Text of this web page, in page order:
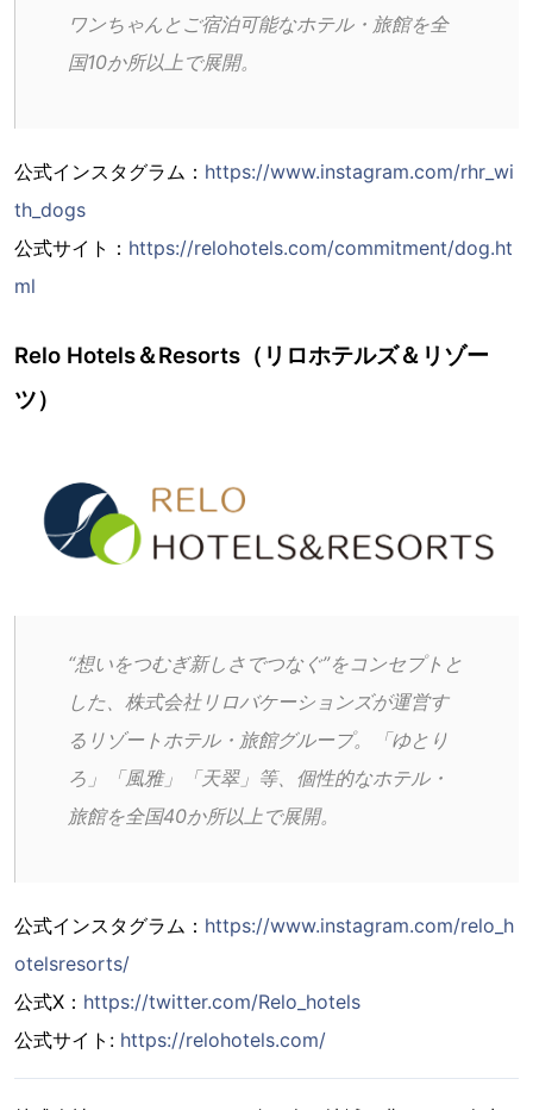
ワンちゃんとご宿泊可能なホテル・旅館を全
国10か所以上で展開。
公式インスタグラム： https://www.instagram.com/rhr_wi
th_dogs
公式サイト： https://relohotels.com/commitment/dog.ht
ml
Relo Hotels＆Resorts（リロホテルズ＆リゾー
ツ）
“想いをつむぎ新しさでつなぐ”をコンセプトと
した、株式会社リロバケーションズが運営す
るリゾートホテル・旅館グループ。「ゆとり
ろ」「風雅」「天翠」等、個性的なホテル・
旅館を全国40か所以上で展開。
公式インスタグラム： https://www.instagram.com/relo_h
otelsresorts/
公式X： https://twitter.com/Relo_hotels
公式サイト: https://relohotels.com/